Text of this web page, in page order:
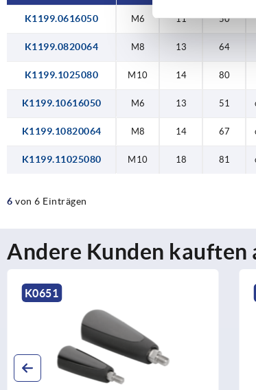
K1199.0616050 M6 11 50
K1199.0820064 M8 13 64
K1199.1025080 M10 14 80
K1199.10616050 M6 13 51
K1199.10820064 M8 14 67
K1199.11025080 M10 18 81
6 von 6 Einträgen
Andere Kunden kauften
K1201